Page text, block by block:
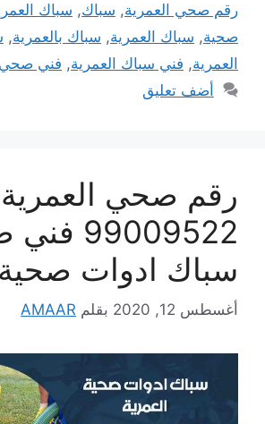
رقم صحي العمرية, سباك, سباك
صحية, سباك العمرية, سباك بالعمرية,
العمرية, فني سباك العمرية, فني صحي
أضف تعليق
رقم صحي العمرية
سباك ادوات صحية
أغسطس 12, 2020 بقلم AMAAR